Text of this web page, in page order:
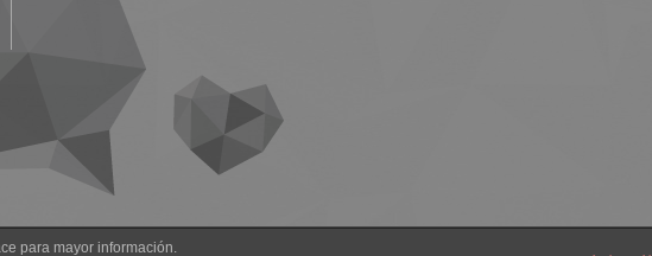
para mayor información.